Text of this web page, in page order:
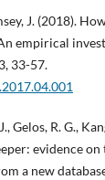
J. (2018).
empirical
33-57.
Gelos, R. G.,
evidence
a new